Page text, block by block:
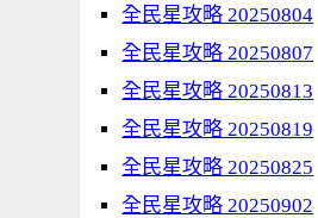
全民星攻略 20250804
全民星攻略 20250807
全民星攻略 20250813
全民星攻略 20250819
全民星攻略 20250825
全民星攻略 20250902